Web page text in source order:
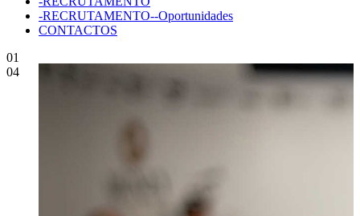
-RECRUTAMENTO--Oportunidades
CONTACTOS
01
04